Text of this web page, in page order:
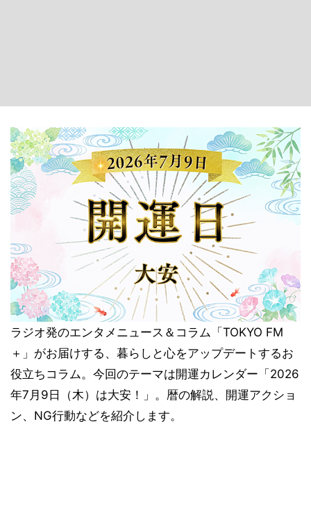
ラジオ発のエンタメニュース＆コラム「TOKYO FM
＋」がお届けする、暮らしと心をアップデートするお
役立ちコラム。今回のテーマは開運カレンダー「2026
年7月9日（木）は大安！」。暦の解説、開運アクショ
ン、NG行動などを紹介します。